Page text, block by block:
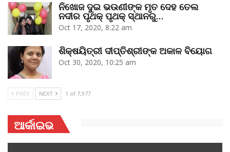
ନିଖୋଜ ଦୁଇ ଭଉଣୀଙ୍କ ମୃତ ଦେହ ତେଲ
ନଦୀର ପୃଥକ୍‌ ପୃଥକ୍‌ ସ୍ଥାନରୁ…
Oct 17, 2020, 8:22 am
ଶିକ୍ଷୟିତ୍ରୀ ଦୀପ୍ତିଶ୍ରୀଙ୍କ ଅକାଳ ବିୟୋଗ
Oct 30, 2020, 10:25 am
PREV NEXT 1 of 7,977
ଆର୍କାଇଭ